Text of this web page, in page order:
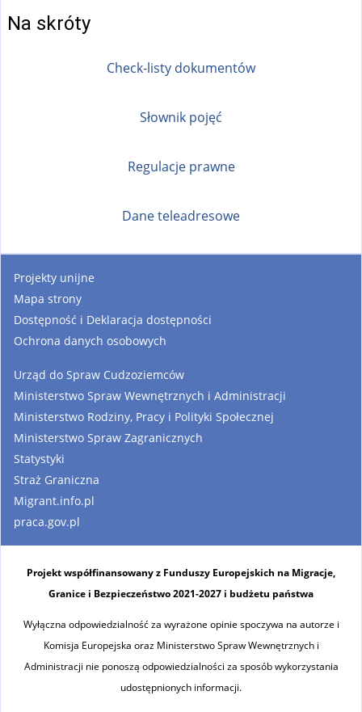
n
l
Na skróty
Check-listy dokumentów
Słownik pojęć
Regulacje prawne
Dane teleadresowe
Projekty unijne
Mapa strony
Dostępność i Deklaracja dostępności
Ochrona danych osobowych
Urząd do Spraw Cudzoziemców
Ministerstwo Spraw Wewnętrznych i Administracji
Ministerstwo Rodziny, Pracy i Polityki Społecznej
Ministerstwo Spraw Zagranicznych
Statystyki
Straż Graniczna
Migrant.info.pl
praca.gov.pl
Projekt współfinansowany z Funduszy Europejskich na Migracje,
Granice i Bezpieczeństwo 2021-2027 i budżetu państwa
Wyłączna odpowiedzialność za wyrażone opinie spoczywa na autorze i
Komisja Europejska oraz Ministerstwo Spraw Wewnętrznych i
Administracji nie ponoszą odpowiedzialności za sposób wykorzystania
udostępnionych informacji.